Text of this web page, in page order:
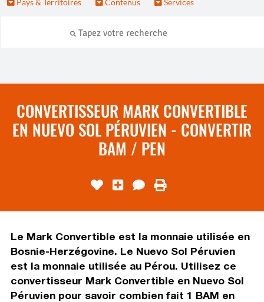
CONVERTISSEUR MARK CONVERTIBLE
EN NUEVO SOL PÉRUVIEN - CONVERTIR
BAM / PEN
Le Mark Convertible est la monnaie utilisée en
Bosnie-Herzégovine. Le Nuevo Sol Péruvien
est la monnaie utilisée au Pérou. Utilisez ce
convertisseur Mark Convertible en Nuevo Sol
Péruvien pour savoir combien fait 1 BAM en